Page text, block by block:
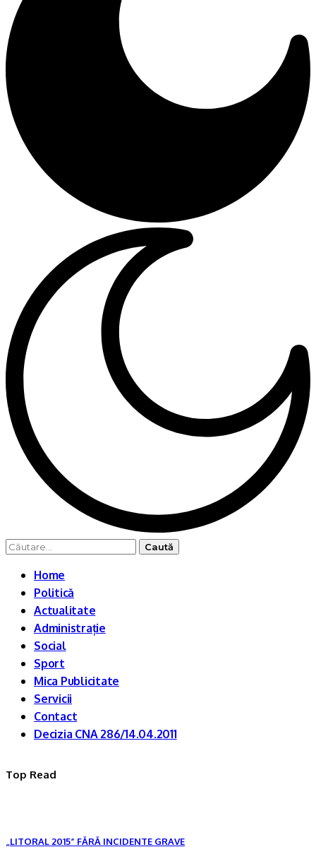
Caută
Home
Politică
Actualitate
Administrație
Social
Sport
Mica Publicitate
Servicii
Contact
Decizia CNA 286/14.04.2011
Top Read
„LITORAL 2015” FĂRĂ INCIDENTE GRAVE